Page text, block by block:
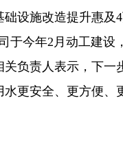
设施改造提升惠及
于今年2月动工建设
关负责人表示，下
更安全、更方便、